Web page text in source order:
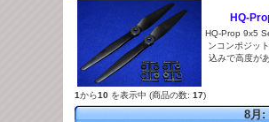
HQ-
HQ-Prop 9x5
ンコンポジッ
込みで高度が
1から10を表示中 (商品の数: 17)
8月: